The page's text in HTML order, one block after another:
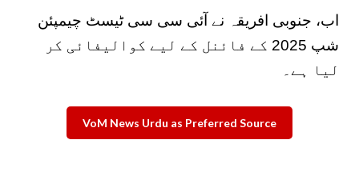
اب، جنوبی افریقہ نے آئی سی سی ٹیسٹ چیمپئن
شپ 2025 کے فائنل کے لیے کوالیفائی کر
لیا ہے۔
VoM News Urdu as Preferred Source